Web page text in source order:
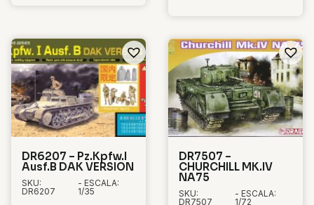
DR6207 – Pz.Kpfw.I
Ausf.B DAK VERSION
SKU:
DR6207
- ESCALA:
1/35
DR7507 –
CHURCHILL MK.IV
NA75
SKU:
DR7507
- ESCALA:
1/72